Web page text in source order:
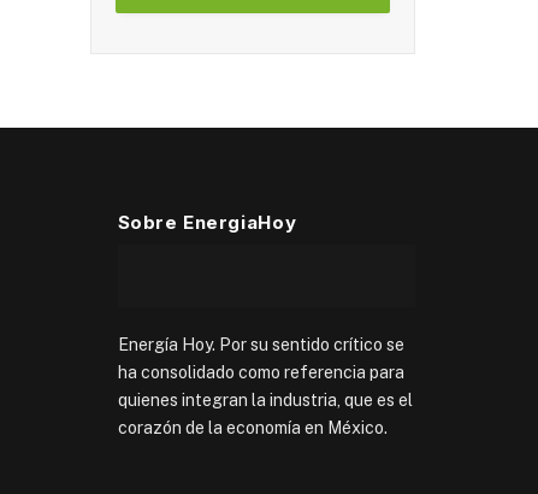
Sobre EnergiaHoy
Energía Hoy. Por su sentido crítico se
ha consolidado como referencia para
quienes integran la industria, que es el
corazón de la economía en México.